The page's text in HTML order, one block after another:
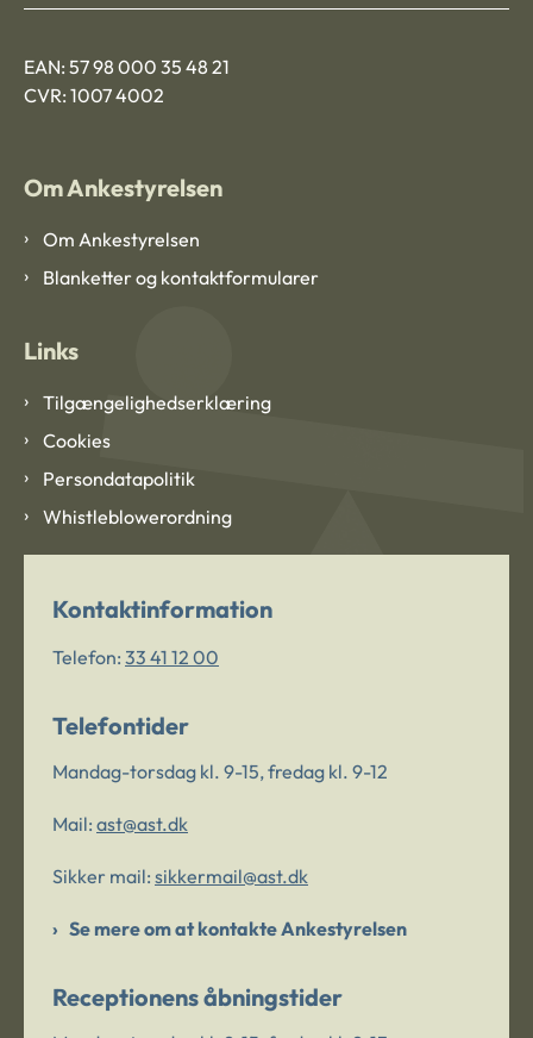
EAN: 57 98 000 35 48 21
CVR: 1007 4002
Om Ankestyrelsen
Om Ankestyrelsen
Blanketter og kontaktformularer
Links
Tilgængelighedserklæring
Cookies
Persondatapolitik
Whistleblowerordning
Kontaktinformation
Telefon: 33 41 12 00
Telefontider
Mandag-torsdag kl. 9-15, fredag kl. 9-12
Mail: ast@ast.dk
Sikker mail: sikkermail@ast.dk
Se mere om at kontakte Ankestyrelsen
Receptionens åbningstider